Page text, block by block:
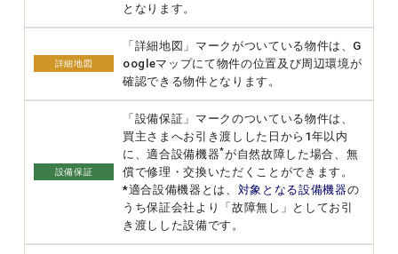
となります。
詳細地図
「詳細地図」マークがついている物件は、G
oogleマップにて物件の位置及び周辺環境が
確認できる物件となります。
設備保証
「設備保証」マークのついている物件は、
買主さまへお引き渡しした日から1年以内
に、適合設備機器*が自然故障した場合、無
償で修理・交換いただくことができます。
*適合設備機器とは、 対象となる設備機器の
うち保証会社より「故障無し」としてお引
き渡しした設備です。